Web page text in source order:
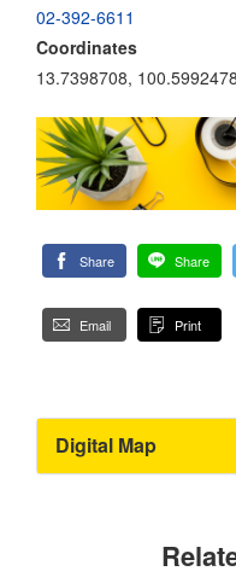
02-392-6611
Coordinates
13.7398708, 100.5992478
Share Share
Email Print
Digital Map